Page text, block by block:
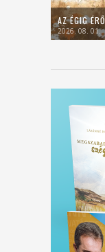
AZ ÉGIG
2026. 08. 01.